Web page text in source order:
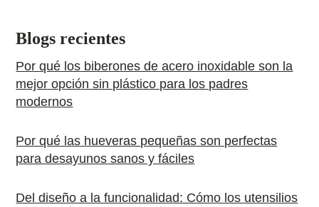
Blogs recientes
Por qué los biberones de acero inoxidable son la
mejor opción sin plástico para los padres
modernos
Por qué las hueveras pequeñas son perfectas
para desayunos sanos y fáciles
Del diseño a la funcionalidad: Cómo los utensilios